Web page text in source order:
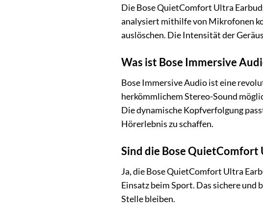
Die Bose QuietComfort Ultra
analysiert mithilfe von Mikrofonen
auslöschen. Die Intensität der
Was ist Bose Immersive
Bose Immersive Audio ist eine
herkömmlichem Stereo-Sound
Die dynamische Kopfverfolgung
Hörerlebnis zu schaffen.
Sind die Bose QuietComfort
Ja, die Bose QuietComfort Ultra
Einsatz beim Sport. Das sichere und
Stelle bleiben.